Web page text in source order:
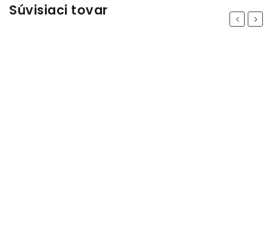
Súvisiaci tovar Previous
Next